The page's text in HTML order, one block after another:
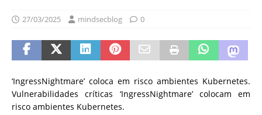
27/03/2025 mindsecblog 0
‘IngressNightmare’ coloca em risco ambientes Kubernetes.
Vulnerabilidades críticas ‘IngressNightmare’ colocam em
risco ambientes Kubernetes.